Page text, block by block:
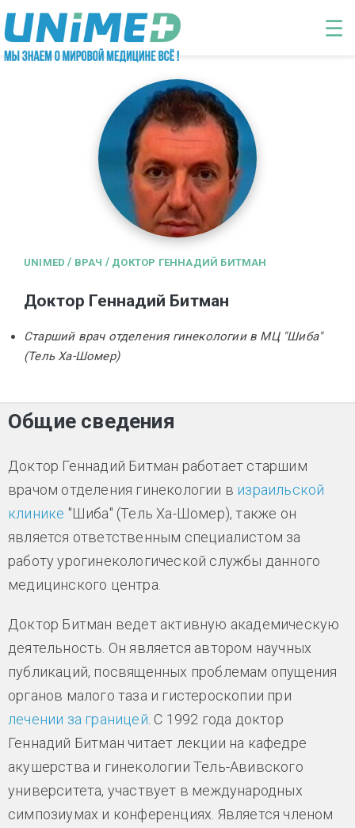
Перейти к основному содержанию
☰
UNIMED / ВРАЧ / ДОКТОР ГЕННАДИЙ БИТМАН
Доктор Геннадий Битман
Cтарший врач отделения гинекологии в МЦ "Шиба"
(Тель Ха-Шомер)
Общие сведения
Доктор Геннадий Битман работает старшим
врачом отделения гинекологии в израильской
клинике "Шиба" (Тель Ха-Шомер), также он
является ответственным специалистом за
работу урогинекологической службы данного
медицинского центра.
Доктор Битман ведет активную академическую
деятельность. Он является автором научных
публикаций, посвященных проблемам опущения
органов малого таза и гистероскопии при
лечении за границей . С 1992 года доктор
Геннадий Битман читает лекции на кафедре
акушерства и гинекологии Тель-Авивского
университета, участвует в международных
симпозиумах и конференциях. Является членом